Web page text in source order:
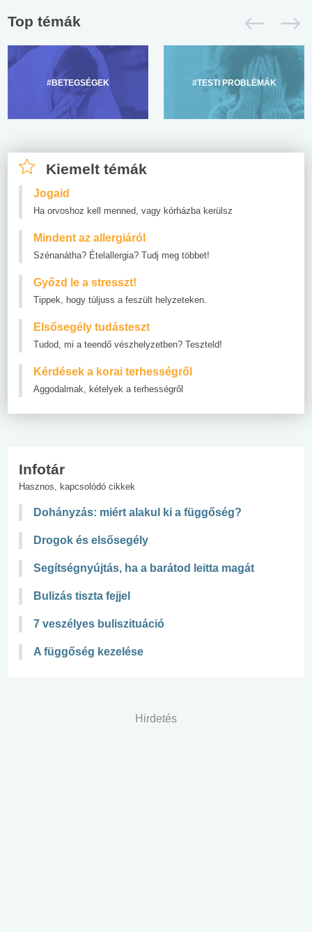
Top témák
#BETEGSÉGEK #TESTI PROBLÉMÁK
Kiemelt témák
Jogaid
Ha orvoshoz kell menned, vagy kórházba kerülsz
Mindent az allergiáról
Szénanátha? Ételallergia? Tudj meg többet!
Győzd le a stresszt!
Tippek, hogy túljuss a feszült helyzeteken.
Elsősegély tudásteszt
Tudod, mi a teendő vészhelyzetben? Teszteld!
Kérdések a korai terhességről
Aggodalmak, kételyek a terhességről
Infotár
Hasznos, kapcsolódó cikkek
Dohányzás: miért alakul ki a függőség?
Drogok és elsősegély
Segítségnyújtás, ha a barátod leitta magát
Bulizás tiszta fejjel
7 veszélyes buliszituáció
A függőség kezelése
Hirdetés